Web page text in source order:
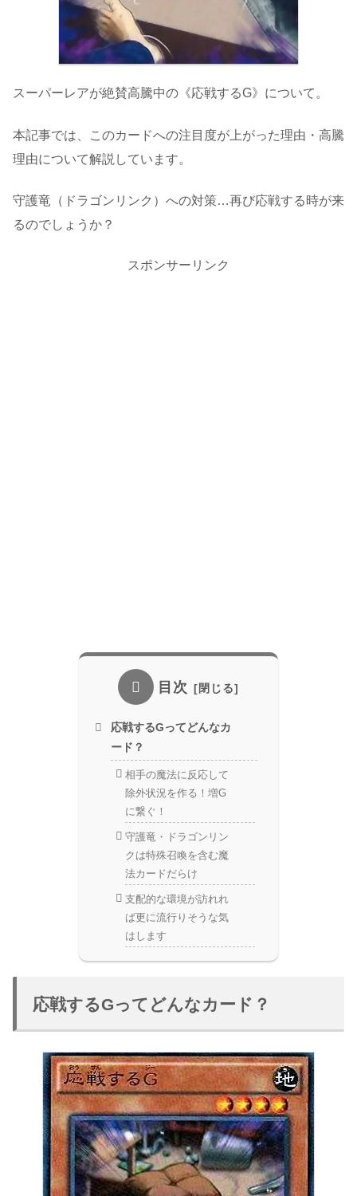
スーパーレアが絶賛高騰中の《応戦するG》について。
本記事では、このカードへの注目度が上がった理由・高騰
理由について解説しています。
守護竜（ドラゴンリンク）への対策…再び応戦する時が来
るのでしょうか？
スポンサーリンク
目次
応戦するGってどんなカ
ード？
相手の魔法に反応して
除外状況を作る！増G
に繋ぐ！
守護竜・ドラゴンリン
クは特殊召喚を含む魔
法カードだらけ
支配的な環境が訪れれ
ば更に流行りそうな気
はします
応戦するGってどんなカード？